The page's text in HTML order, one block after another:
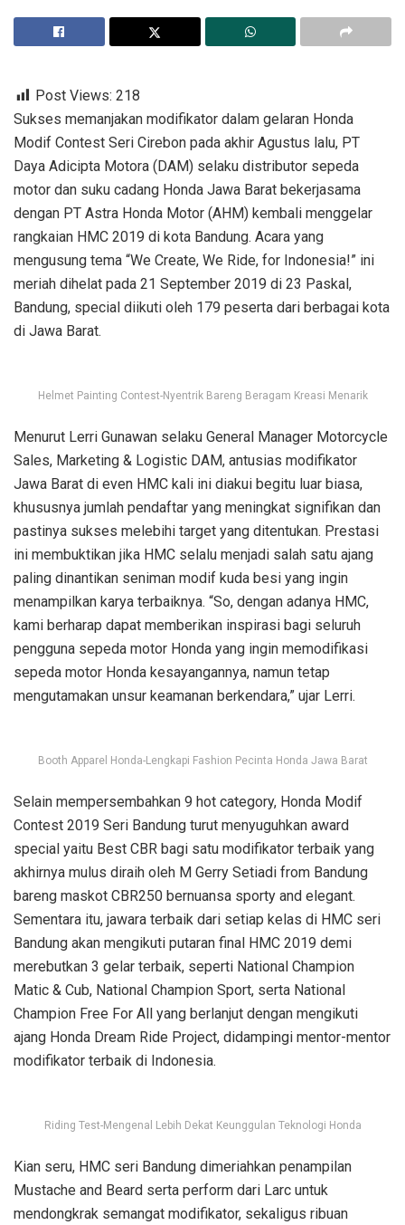
Post Views: 218
Sukses memanjakan modifikator dalam gelaran Honda
Modif Contest Seri Cirebon pada akhir Agustus lalu, PT
Daya Adicipta Motora (DAM) selaku distributor sepeda
motor dan suku cadang Honda Jawa Barat bekerjasama
dengan PT Astra Honda Motor (AHM) kembali menggelar
rangkaian HMC 2019 di kota Bandung. Acara yang
mengusung tema “We Create, We Ride, for Indonesia!” ini
meriah dihelat pada 21 September 2019 di 23 Paskal,
Bandung, special diikuti oleh 179 peserta dari berbagai kota
di Jawa Barat.
Helmet Painting Contest-Nyentrik Bareng Beragam Kreasi Menarik
Menurut Lerri Gunawan selaku General Manager Motorcycle
Sales, Marketing & Logistic DAM, antusias modifikator
Jawa Barat di even HMC kali ini diakui begitu luar biasa,
khususnya jumlah pendaftar yang meningkat signifikan dan
pastinya sukses melebihi target yang ditentukan. Prestasi
ini membuktikan jika HMC selalu menjadi salah satu ajang
paling dinantikan seniman modif kuda besi yang ingin
menampilkan karya terbaiknya. “So, dengan adanya HMC,
kami berharap dapat memberikan inspirasi bagi seluruh
pengguna sepeda motor Honda yang ingin memodifikasi
sepeda motor Honda kesayangannya, namun tetap
mengutamakan unsur keamanan berkendara,” ujar Lerri.
Booth Apparel Honda-Lengkapi Fashion Pecinta Honda Jawa Barat
Selain mempersembahkan 9 hot category, Honda Modif
Contest 2019 Seri Bandung turut menyuguhkan award
special yaitu Best CBR bagi satu modifikator terbaik yang
akhirnya mulus diraih oleh M Gerry Setiadi from Bandung
bareng maskot CBR250 bernuansa sporty and elegant.
Sementara itu, jawara terbaik dari setiap kelas di HMC seri
Bandung akan mengikuti putaran final HMC 2019 demi
merebutkan 3 gelar terbaik, seperti National Champion
Matic & Cub, National Champion Sport, serta National
Champion Free For All yang berlanjut dengan mengikuti
ajang Honda Dream Ride Project, didampingi mentor-mentor
modifikator terbaik di Indonesia.
Riding Test-Mengenal Lebih Dekat Keunggulan Teknologi Honda
Kian seru, HMC seri Bandung dimeriahkan penampilan
Mustache and Beard serta perform dari Larc untuk
mendongkrak semangat modifikator, sekaligus ribuan